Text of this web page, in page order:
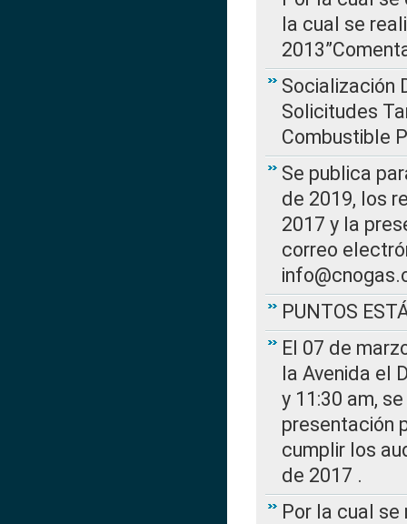
la cual se
Socialización
Solicitudes
Combustible
Se publica
de 2019, los
2017 y la
correo
PUNTOS
El 07 de
la Avenida el
y 11:30 am,
presentación
cumplir los
de 2017 .
Por la cual se